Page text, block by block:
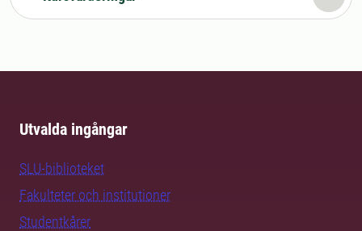
Utvalda ingångar
SLU-biblioteket
Fakulteter och institutioner
Studentkårer